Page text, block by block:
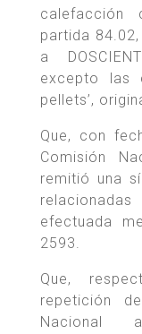
partida
a
excepto las
pellets’,
Que, con
Comisión
remitió una
efectuada
2593.
Que,
repetición
Nacional